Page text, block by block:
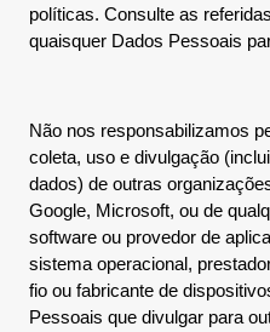
políticas. Consulte as
quaisquer Dados Pessoais
Não nos responsabilizamos
coleta, uso e divulgação
dados) de outras
Google, Microsoft, ou de
software ou provedor de
sistema operacional,
fio ou fabricante de
Pessoais que divulgar para